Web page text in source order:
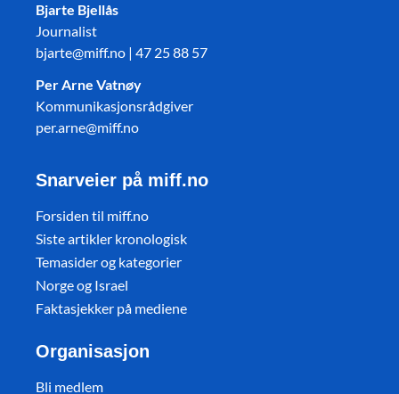
Bjarte Bjellås
Journalist
bjarte@miff.no | 47 25 88 57
Per Arne Vatnøy
Kommunikasjonsrådgiver
per.arne@miff.no
Snarveier på miff.no
Forsiden til miff.no
Siste artikler kronologisk
Temasider og kategorier
Norge og Israel
Faktasjekker på mediene
Organisasjon
Bli medlem